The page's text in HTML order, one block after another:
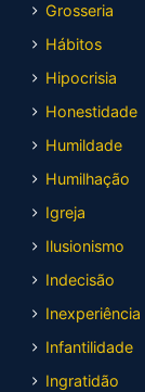
Grosseria
Hábitos
Hipocrisia
Honestidade
Humildade
Humilhação
Igreja
Ilusionismo
Indecisão
Inexperiência
Infantilidade
Ingratidão